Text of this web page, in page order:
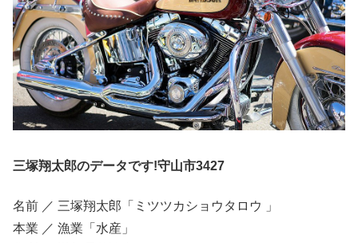
三塚翔太郎のデータです!守山市3427
名前 ／ 三塚翔太郎「ミツツカショウタロウ 」
本業 ／ 漁業「水産」